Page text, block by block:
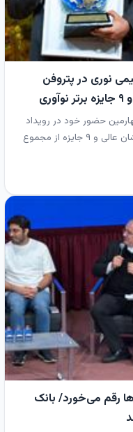
نوری در پتروفن
حضور خود در رویداد
ملی پتروفن ۱۴۰۴ با کسب نشان عالی و ۹ جایزه از مجموع
رقم می‌خورد/ بانک